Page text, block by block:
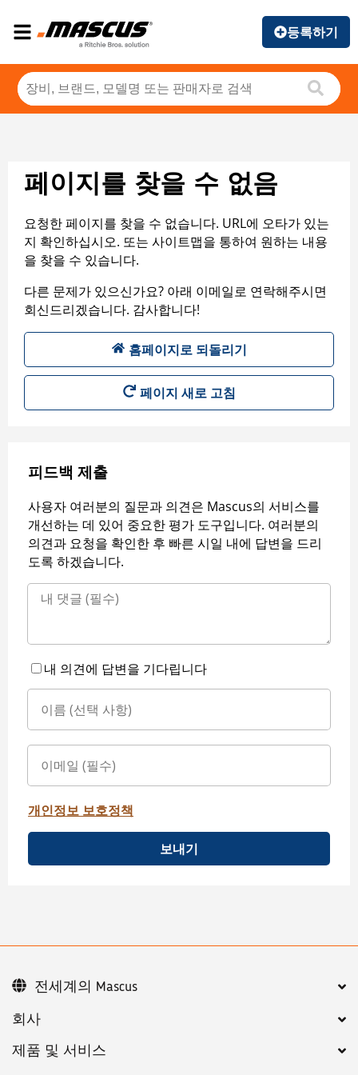
등록하기
페이지를 찾을 수 없음
요청한 페이지를 찾을 수 없습니다. URL에 오타가 있는
지 확인하십시오. 또는 사이트맵을 통하여 원하는 내용
을 찾을 수 있습니다.
다른 문제가 있으신가요? 아래 이메일로 연락해주시면
회신드리겠습니다. 감사합니다!
홈페이지로 되돌리기
페이지 새로 고침
피드백 제출
사용자 여러분의 질문과 의견은 Mascus의 서비스를
개선하는 데 있어 중요한 평가 도구입니다. 여러분의
의견과 요청을 확인한 후 빠른 시일 내에 답변을 드리
도록 하겠습니다.
내 의견에 답변을 기다립니다
개인정보 보호정책
보내기
회사
제품 및 서비스
전세계의 Mascus